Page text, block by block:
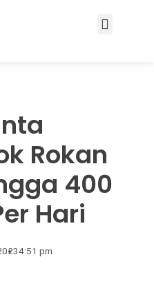
Rokan
400
Hari
4:51 pm